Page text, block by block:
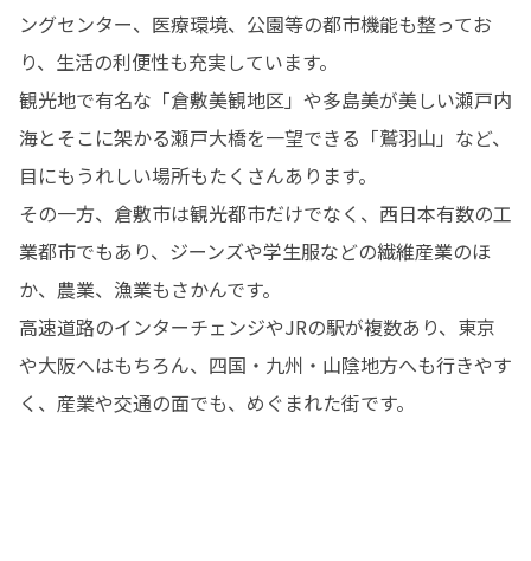
ングセンター、医療環境、公園等の都市機能も整ってお
り、生活の利便性も充実しています。
観光地で有名な「倉敷美観地区」や多島美が美しい瀬戸内
海とそこに架かる瀬戸大橋を一望できる「鷲羽山」など、
目にもうれしい場所もたくさんあります。
その一方、倉敷市は観光都市だけでなく、西日本有数の工
業都市でもあり、ジーンズや学生服などの繊維産業のほ
か、農業、漁業もさかんです。
高速道路のインターチェンジやJRの駅が複数あり、東京
や大阪へはもちろん、四国・九州・山陰地方へも行きやす
く、産業や交通の面でも、めぐまれた街です。